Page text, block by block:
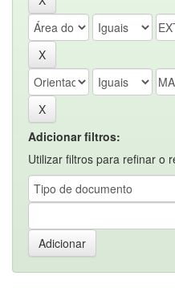
Adicionar filtros:
Utilizar filtros para refinar o